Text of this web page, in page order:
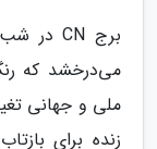
می‌درخشد که
ملی و جهانی
زنده برای